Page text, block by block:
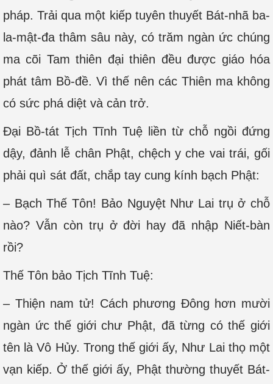
pháp. Trải qua một kiếp tuyên thuyết Bát-nhã ba-
la-mật-đa thâm sâu này, có trăm ngàn ức chúng
ma cõi Tam thiên đại thiên đều được giáo hóa
phát tâm Bồ-đề. Vì thế nên các Thiên ma không
có sức phá diệt và cản trở.
Đại Bồ-tát Tịch Tĩnh Tuệ liền từ chỗ ngồi đứng
dậy, đảnh lễ chân Phật, chệch y che vai trái, gối
phải quì sát đất, chắp tay cung kính bạch Phật:
– Bạch Thế Tôn! Bảo Nguyệt Như Lai trụ ở chỗ
nào? Vẫn còn trụ ở đời hay đã nhập Niết-bàn
rồi?
Thế Tôn bảo Tịch Tĩnh Tuệ:
– Thiện nam tử! Cách phương Ðông hơn mười
ngàn ức thế giới chư Phật, đã từng có thế giới
tên là Vô Hủy. Trong thế giới ấy, Như Lai thọ một
vạn kiếp. Ở thế giới ấy, Phật thường thuyết Bát-